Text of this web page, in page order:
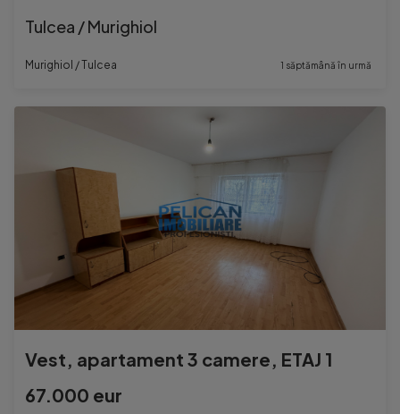
Tulcea / Murighiol
Murighiol / Tulcea 1 săptămână în urmă
Vest, apartament 3 camere, ETAJ 1
67.000 eur